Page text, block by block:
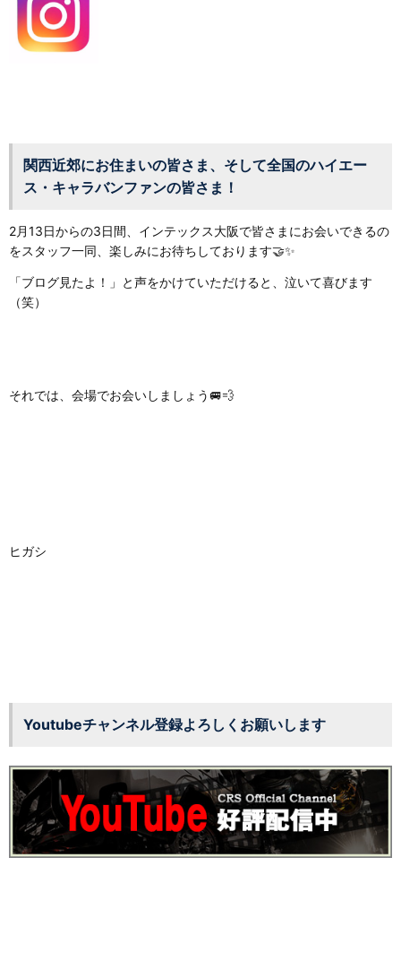
関西近郊にお住まいの皆さま、そして全国のハイエー
ス・キャラバンファンの皆さま！
2月13日からの3日間、インテックス大阪で皆さまにお会いできるの
をスタッフ一同、楽しみにお待ちしております🤝✨
「ブログ見たよ！」と声をかけていただけると、泣いて喜びます
（笑）
それでは、会場でお会いしましょう🚐💨
ヒガシ
Youtubeチャンネル登録よろしくお願いします